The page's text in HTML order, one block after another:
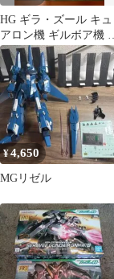
HG ギラ・ズール キュ
アロン機 ギルボア機 2
種セット
¥4,650
MGリゼル